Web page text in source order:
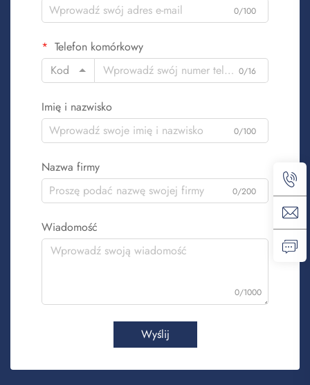
0/100
Telefon komórkowy
Kod
0/16
Imię i nazwisko
0/100
Nazwa firmy
0/200
Wiadomość
0/1000
Wyślij